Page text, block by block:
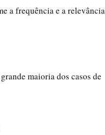
a frequência e a relevância
maioria dos casos de